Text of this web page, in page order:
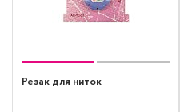
Резак для ниток